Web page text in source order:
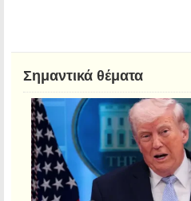
Σημαντικά θέματα